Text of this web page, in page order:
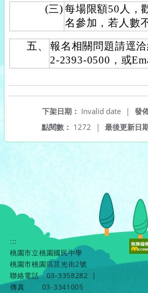
(三) 每場限額50人，
名參加，若人數
五、
報名相關問題請逕
2-2393-0500，或
發
下架日期： Invalid date
|
最後更新日
點閱數： 1272 |
:::
桃園市立桃園國民中學
桃園市桃園區莒光街2號
聯絡電話
03-3358282
|
傳真
03-3341005